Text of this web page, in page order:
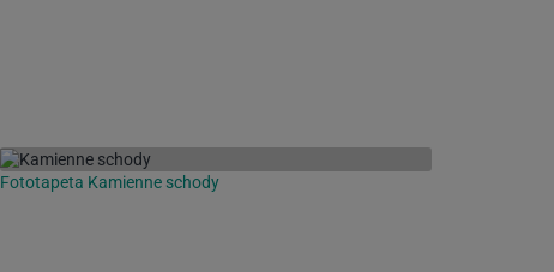
Fototapeta Kamienne schody